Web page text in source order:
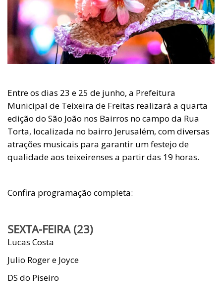
Entre os dias 23 e 25 de junho, a Prefeitura
Municipal de Teixeira de Freitas realizará a quarta
edição do São João nos Bairros no campo da Rua
Torta, localizada no bairro Jerusalém, com diversas
atrações musicais para garantir um festejo de
qualidade aos teixeirenses a partir das 19 horas.
Confira programação completa:
SEXTA-FEIRA (23)
Lucas Costa
Julio Roger e Joyce
DS do Piseiro